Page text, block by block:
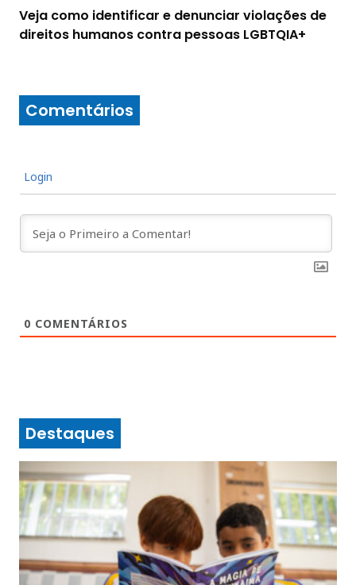
Veja como identificar e denunciar violações de
direitos humanos contra pessoas LGBTQIA+
Comentários
Login
0 COMENTÁRIOS
Destaques